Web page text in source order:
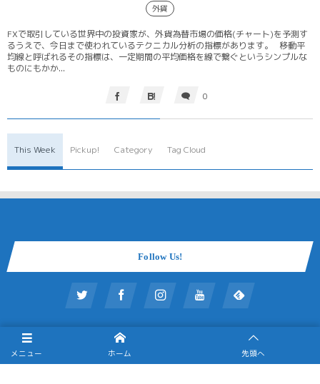
外貨
FXで取引している世界中の投資家が、外貨為替市場の価格(チャート)を予測す
るうえで、今日まで使われているテクニカル分析の指標があります。 移動平
均線と呼ばれるその指標は、一定期間の平均価格を線で繋ぐというシンプルな
ものにもかか...
0
This Week Pickup! Category Tag Cloud
Follow Us!
ホーム
メニュー ホーム 先頭へ